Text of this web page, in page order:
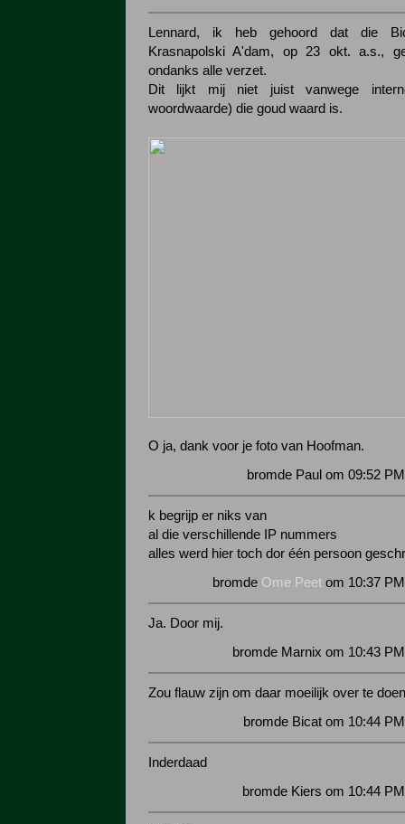
Lennard, ik heb gehoord dat die
Krasnapolski A'dam, op 23 okt. a.s.,
ondanks alle verzet.
Dit lijkt mij niet juist vanwege
woordwaarde) die goud waard is.
O ja, dank voor je foto van Hoofman.
bromde Paul om 09:52
k begrijp er niks van
al die verschillende IP nummers
alles werd hier toch dor één persoon
bromde Ome Peet om 10:37
Ja. Door mij.
bromde Marnix om 10:43
Zou flauw zijn om daar moeilijk over te
bromde Bicat om 10:44
Inderdaad
bromde Kiers om 10:44